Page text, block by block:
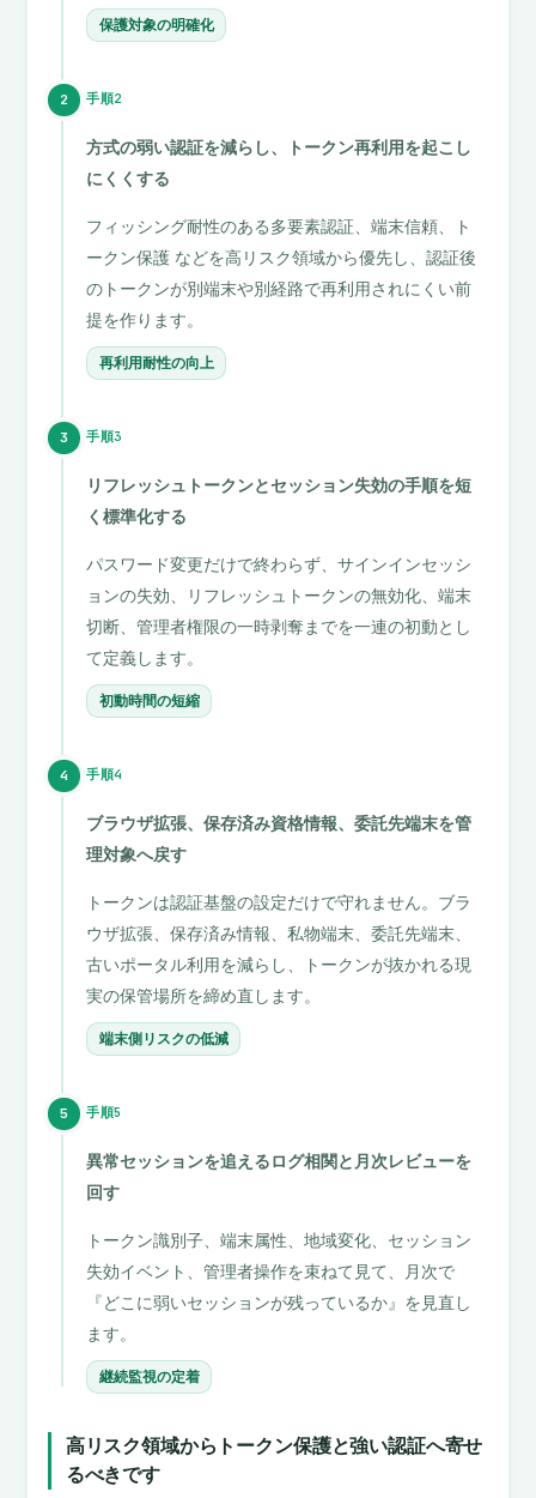
保護対象の明確化
2 手順2
方式の弱い認証を減らし、トークン再利用を起こし
にくくする
フィッシング耐性のある多要素認証、端末信頼、ト
ークン保護 などを高リスク領域から優先し、認証後
のトークンが別端末や別経路で再利用されにくい前
提を作ります。
再利用耐性の向上
3 手順3
リフレッシュトークンとセッション失効の手順を短
く標準化する
パスワード変更だけで終わらず、サインインセッシ
ョンの失効、リフレッシュトークンの無効化、端末
切断、管理者権限の一時剥奪までを一連の初動とし
て定義します。
初動時間の短縮
4 手順4
ブラウザ拡張、保存済み資格情報、委託先端末を管
理対象へ戻す
トークンは認証基盤の設定だけで守れません。ブラ
ウザ拡張、保存済み情報、私物端末、委託先端末、
古いポータル利用を減らし、トークンが抜かれる現
実の保管場所を締め直します。
端末側リスクの低減
5 手順5
異常セッションを追えるログ相関と月次レビューを
回す
トークン識別子、端末属性、地域変化、セッション
失効イベント、管理者操作を束ねて見て、月次で
『どこに弱いセッションが残っているか』を見直し
ます。
継続監視の定着
高リスク領域からトークン保護と強い認証へ寄せ
るべきです